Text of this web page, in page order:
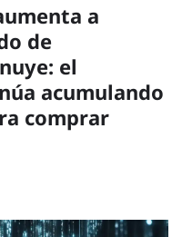
a
de
el
acumulando
comprar